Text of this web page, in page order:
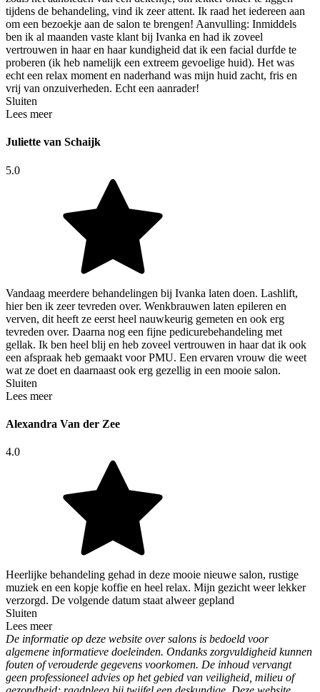
tijdens de behandeling, vind ik zeer attent. Ik raad het iedereen aan
om een bezoekje aan de salon te brengen! Aanvulling: Inmiddels
ben ik al maanden vaste klant bij Ivanka en had ik zoveel
vertrouwen in haar en haar kundigheid dat ik een facial durfde te
proberen (ik heb namelijk een extreem gevoelige huid). Het was
echt een relax moment en naderhand was mijn huid zacht, fris en
vrij van onzuiverheden. Echt een aanrader!
Sluiten
Lees meer
Juliette van Schaijk
5.0
Vandaag meerdere behandelingen bij Ivanka laten doen. Lashlift,
hier ben ik zeer tevreden over. Wenkbrauwen laten epileren en
verven, dit heeft ze eerst heel nauwkeurig gemeten en ook erg
tevreden over. Daarna nog een fijne pedicurebehandeling met
gellak. Ik ben heel blij en heb zoveel vertrouwen in haar dat ik ook
een afspraak heb gemaakt voor PMU. Een ervaren vrouw die weet
wat ze doet en daarnaast ook erg gezellig in een mooie salon.
Sluiten
Lees meer
Alexandra Van der Zee
4.0
Heerlijke behandeling gehad in deze mooie nieuwe salon, rustige
muziek en een kopje koffie en heel relax. Mijn gezicht weer lekker
verzorgd. De volgende datum staat alweer gepland
Sluiten
Lees meer
De informatie op deze website over salons is bedoeld voor
algemene informatieve doeleinden. Ondanks zorgvuldigheid kunnen
fouten of verouderde gegevens voorkomen. De inhoud vervangt
geen professioneel advies op het gebied van veiligheid, milieu of